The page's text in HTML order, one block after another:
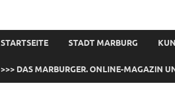
STARTSEITE STADT MARBURG
>>> DAS MARBURGER. ONLINE-MAGAZIN